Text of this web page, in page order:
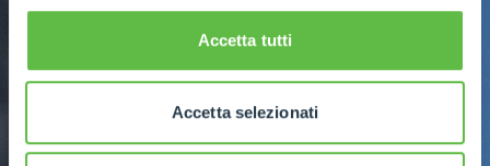
Accetta tutti
Accetta selezionati